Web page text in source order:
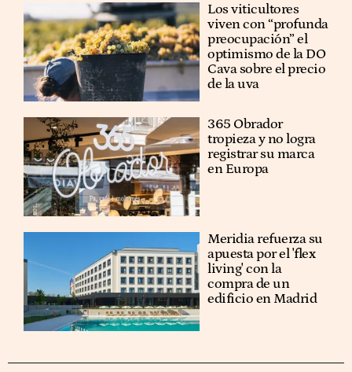
Los viticultores
viven con “profunda
preocupación” el
optimismo de la DO
Cava sobre el precio
de la uva
365 Obrador
tropieza y no logra
registrar su marca
en Europa
Meridia refuerza su
apuesta por el 'flex
living' con la
compra de un
edificio en Madrid